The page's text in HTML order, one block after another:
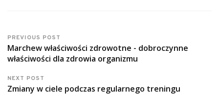
PREVIOUS POST
Marchew właściwości zdrowotne - dobroczynne
właściwości dla zdrowia organizmu
NEXT POST
Zmiany w ciele podczas regularnego treningu